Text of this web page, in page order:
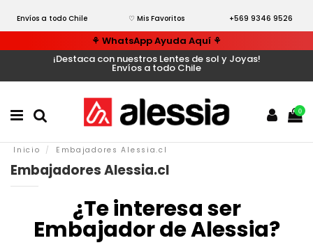
Envíos a todo Chile ♡ Mis Favoritos +569 9346 9526
⚘ WhatsApp Ayuda Aquí ⚘
¡Destaca con nuestros Lentes de sol y Joyas!
Envíos a todo Chile
0
Inicio Embajadores Alessia.cl
Embajadores Alessia.cl
¿Te interesa ser
Embajador de Alessia?